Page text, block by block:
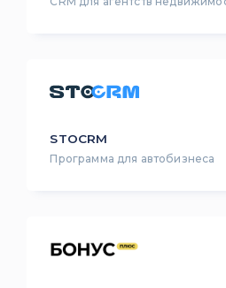
STOCRM
Программа для автобизнеса